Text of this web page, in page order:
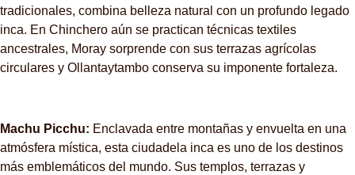
tradicionales, combina belleza natural con un profundo legado
inca. En Chinchero aún se practican técnicas textiles
ancestrales, Moray sorprende con sus terrazas agrícolas
circulares y Ollantaytambo conserva su imponente fortaleza.
Machu Picchu: Enclavada entre montañas y envuelta en una
atmósfera mística, esta ciudadela inca es uno de los destinos
más emblemáticos del mundo. Sus templos, terrazas y